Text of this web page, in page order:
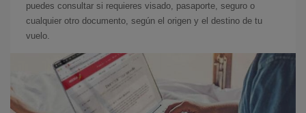
puedes consultar si requieres visado, pasaporte, seguro o
cualquier otro documento, según el origen y el destino de tu
vuelo.